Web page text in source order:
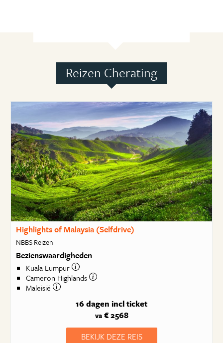
Reizen Cherating
Highlights of Malaysia (Selfdrive)
NBBS Reizen
Bezienswaardigheden
Kuala Lumpur
Cameron Highlands
Maleisië
16 dagen incl ticket
va€ 2568
BEKIJK DEZE REIS